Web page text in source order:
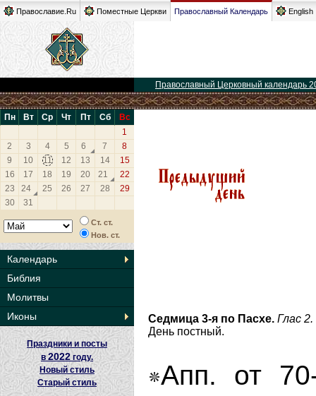
Православие.Ru Поместные Церкви Православный Календарь English
Православный Церковный календарь
Пн Вт Ср Чт Пт Сб
Вс
1
2
3 4 5 6 7
8
9
10 11 12 13 14
15
16
17 18 19 20 21
22
23
24 25 26 27 28
29
30
31
Ст. ст.
Нов. ст.
Календарь
Библия
Молитвы
Иконы
Праздники и посты
в2022 году.
Новый стиль
Старый стиль
Седмица 3-я по Пасхе. Глас 2.
День постный.
Апп. от